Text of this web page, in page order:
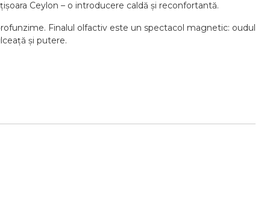
Ceylon – o introducere caldă și reconfortantă.
Finalul olfactiv este un spectacol magnetic: oudul
și putere.